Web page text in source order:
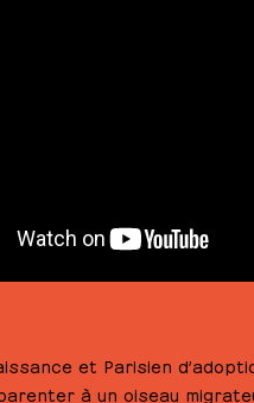
et Parisien
à un oiseau